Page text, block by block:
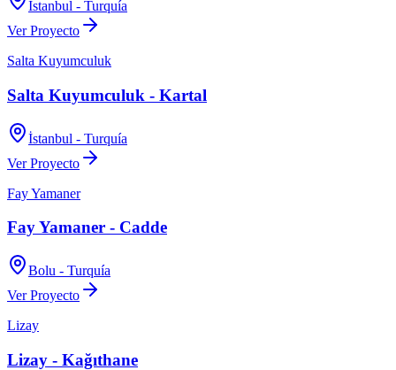
İstanbul - Turquía
Ver Proyecto
Salta Kuyumculuk
Salta Kuyumculuk - Kartal
İstanbul - Turquía
Ver Proyecto
Fay Yamaner
Fay Yamaner - Cadde
Bolu - Turquía
Ver Proyecto
Lizay
Lizay - Kağıthane